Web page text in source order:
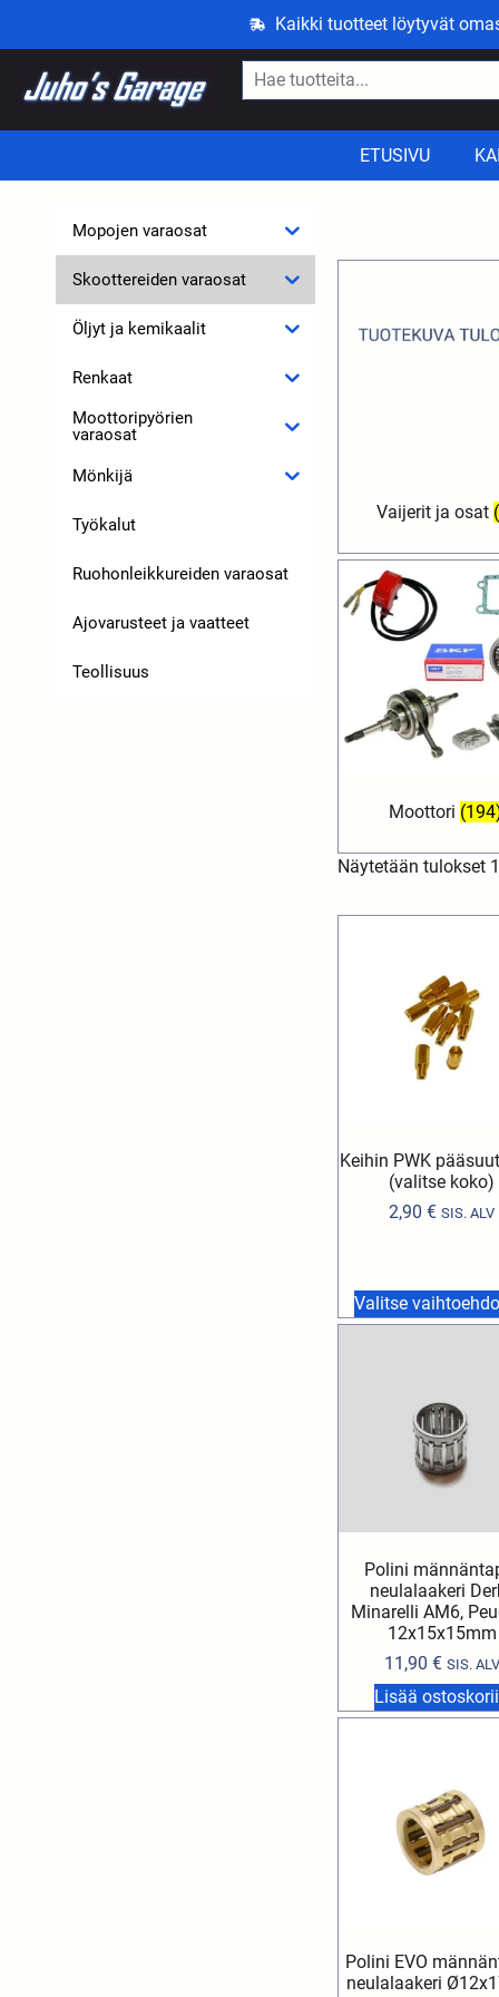
Kaikki tuotteet löytyvät
ETUSIVU
Mopojen varaosat
Skoottereiden varaosat
Öljyt ja kemikaalit
Renkaat
Moottoripyörien
varaosat
Mönkijä
Työkalut
Ruohonleikkureiden varaosat
Ajovarusteet ja vaatteet
Teollisuus
Vaijerit ja osat
Moottori
Näytetään tulokset
Keihin PWK
(valitse koko)
2,90€ SIS. ALV
Valitse
Polini
neulalaakeri
Minarelli AM6,
12x15x15mm
11,90 € SIS. ALV
Lisää
Polini EVO
neulalaakeri